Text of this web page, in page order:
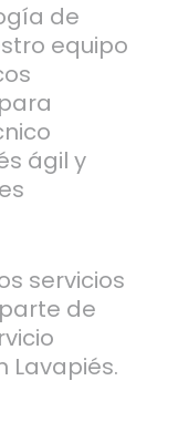
de
equipo
ágil y
servicios
de
Lavapiés.